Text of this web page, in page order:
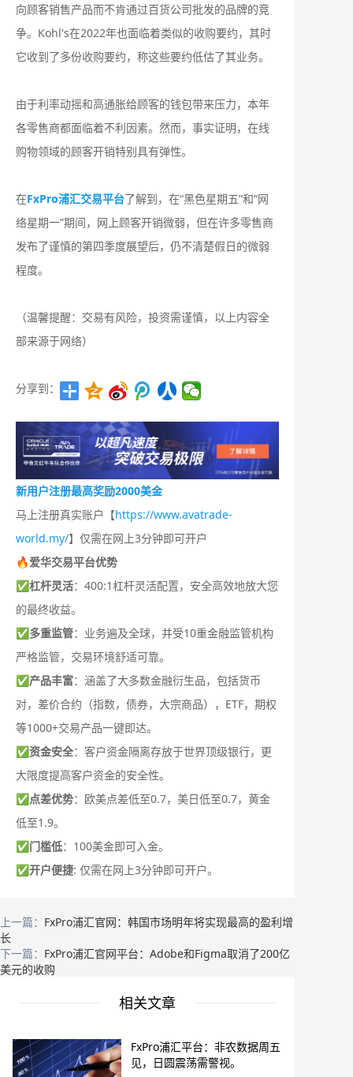
向顾客销售产品而不肯通过百货公司批发的品牌的竞
争。Kohl's在2022年也面临着类似的收购要约，其时
它收到了多份收购要约，称这些要约低估了其业务。
由于利率动摇和高通胀给顾客的钱包带来压力，本年
各零售商都面临着不利因素。然而，事实证明，在线
购物领域的顾客开销特别具有弹性。
在FxPro浦汇交易平台了解到，在“黑色星期五”和“网
络星期一”期间，网上顾客开销微弱，但在许多零售商
发布了谨慎的第四季度展望后，仍不清楚假日的微弱
程度。
（温馨提醒：交易有风险，投资需谨慎，以上内容全
部来源于网络）
分享到：
新用户注册最高奖励2000美金
马上注册真实账户【https://www.avatrade-
world.my/】仅需在网上3分钟即可开户
🔥爱华交易平台优势
✅杠杆灵活：400:1杠杆灵活配置，安全高效地放大您
的最终收益。
✅多重监管：业务遍及全球，并受10重金融监管机构
严格监管，交易环境舒适可靠。
✅产品丰富：涵盖了大多数金融衍生品，包括货币
对，差价合约（指数，债券，大宗商品），ETF，期权
等1000+交易产品一键即达。
✅资金安全：客户资金隔离存放于世界顶级银行，更
大限度提高客户资金的安全性。
✅点差优势：欧美点差低至0.7，美日低至0.7，黄金
低至1.9。
✅门槛低：100美金即可入金。
✅开户便捷: 仅需在网上3分钟即可开户。
上一篇： FxPro浦汇官网：韩国市场明年将实现最高的盈利增
长
下一篇： FxPro浦汇官网平台：Adobe和Figma取消了200亿
美元的收购
相关文章
FxPro浦汇平台：非农数据周五
见，日圆震荡需警视。